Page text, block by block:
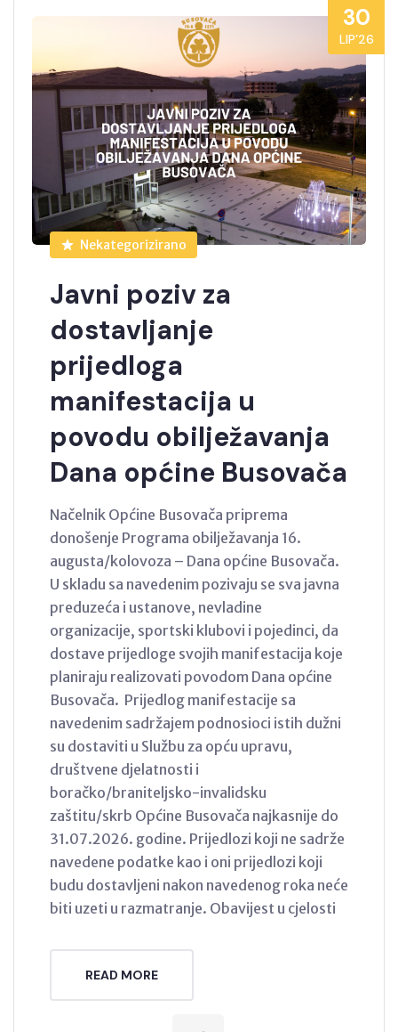
30
LIP’26
Nekategorizirano
Javni poziv za
dostavljanje
prijedloga
manifestacija u
povodu obilježavanja
Dana općine Busovača
Načelnik Općine Busovača priprema
donošenje Programa obilježavanja 16.
augusta/kolovoza – Dana općine Busovača.
U skladu sa navedenim pozivaju se sva javna
preduzeća i ustanove, nevladine
organizacije, sportski klubovi i pojedinci, da
dostave prijedloge svojih manifestacija koje
planiraju realizovati povodom Dana općine
Busovača. Prijedlog manifestacije sa
navedenim sadržajem podnosioci istih dužni
su dostaviti u Službu za opću upravu,
društvene djelatnosti i
boračko/braniteljsko-invalidsku
zaštitu/skrb Općine Busovača najkasnije do
31.07.2026. godine. Prijedlozi koji ne sadrže
navedene podatke kao i oni prijedlozi koji
budu dostavljeni nakon navedenog roka neće
biti uzeti u razmatranje. Obavijest u cjelosti
READ MORE